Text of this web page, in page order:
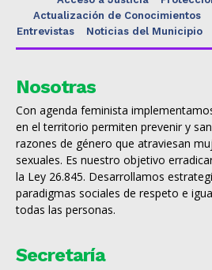
Actualización de Conocimientos
Entrevistas
Noticias del Municipio
Nosotras
Con agenda feminista
en el territorio permiten prevenir y
razones de género que atraviesan
sexuales. Es nuestro objetivo
la Ley 26.845. Desarrollamos
paradigmas sociales de respeto e
todas las personas.
Secretaría